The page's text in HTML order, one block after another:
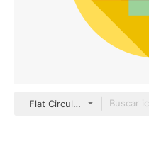
Flat Circular Flat